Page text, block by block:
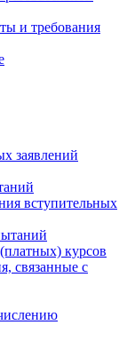
и требования
заявлений
вступительных
курсов
связанные с